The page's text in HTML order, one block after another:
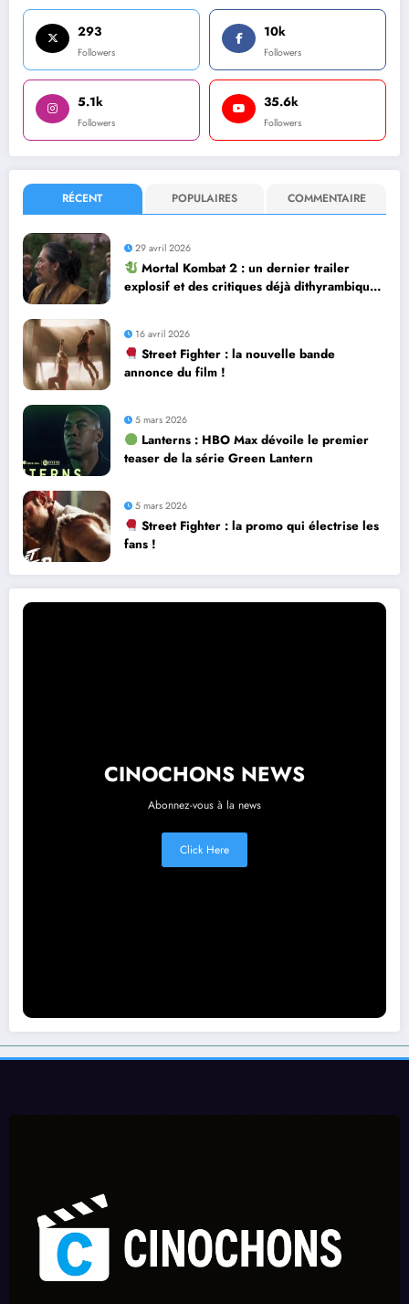
293
Followers
10k
Followers
5.1k
Followers
35.6k
Followers
RÉCENT POPULAIRES COMMENTAIRE
29 avril 2026
Mortal Kombat 2 : un dernier trailer
explosif et des critiques déjà dithyrambiques
16 avril 2026
Street Fighter : la nouvelle bande
annonce du film !
5 mars 2026
Lanterns : HBO Max dévoile le premier
teaser de la série Green Lantern
5 mars 2026
Street Fighter : la promo qui électrise les
fans !
CINOCHONS NEWS
Abonnez-vous à la news
Click Here